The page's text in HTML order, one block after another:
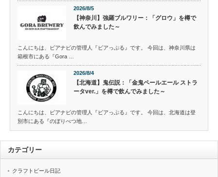
2026/8/5
【神奈川】強羅ブルワリー：「グロウ」を樽で
飲んでみました～
こんにちは、ビアナビの管理人『ビアっぷる』です。 今回は、神奈川県は
箱根市にある『Gora …
2026/8/4
【北海道】鬼伝説：「金鬼ペールエール ストラ
ータver.」を樽で飲んでみました～
こんにちは、ビアナビの管理人『ビアっぷる』です。 今回は、北海道は登
別市にある『のぼりべつ地…
カテゴリー
クラフトビール日記